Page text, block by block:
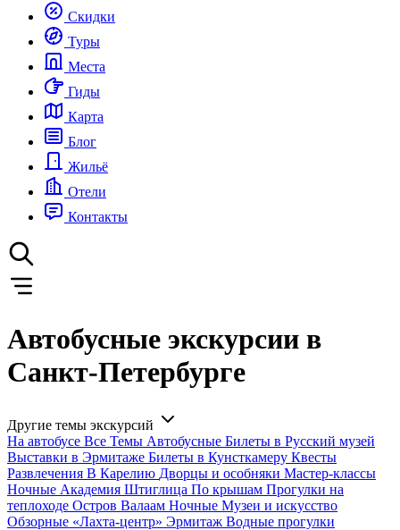
Скидки
Туры
Места
Гиды
Карта
Блог
Жильё
Отели
Контакты
Автобусные экскурсии в
Санкт-Петербурге
Другие темы экскурсий
На автобусе Все Темы Автобусные Билеты в Русский музей
Выставки в Эрмитаже Билеты в Кунсткамеру Квесты
Развлечения В Карелию Дворцы и особняки Мастер-классы
Ночные Академия Штиглица По крышам Прогулки на
теплоходе Остров Валаам Ночные Музеи и искусство
Обзорные «Лахта-центр» Эрмитаж Водные прогулки